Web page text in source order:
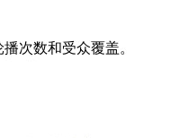
次数和受众覆盖。